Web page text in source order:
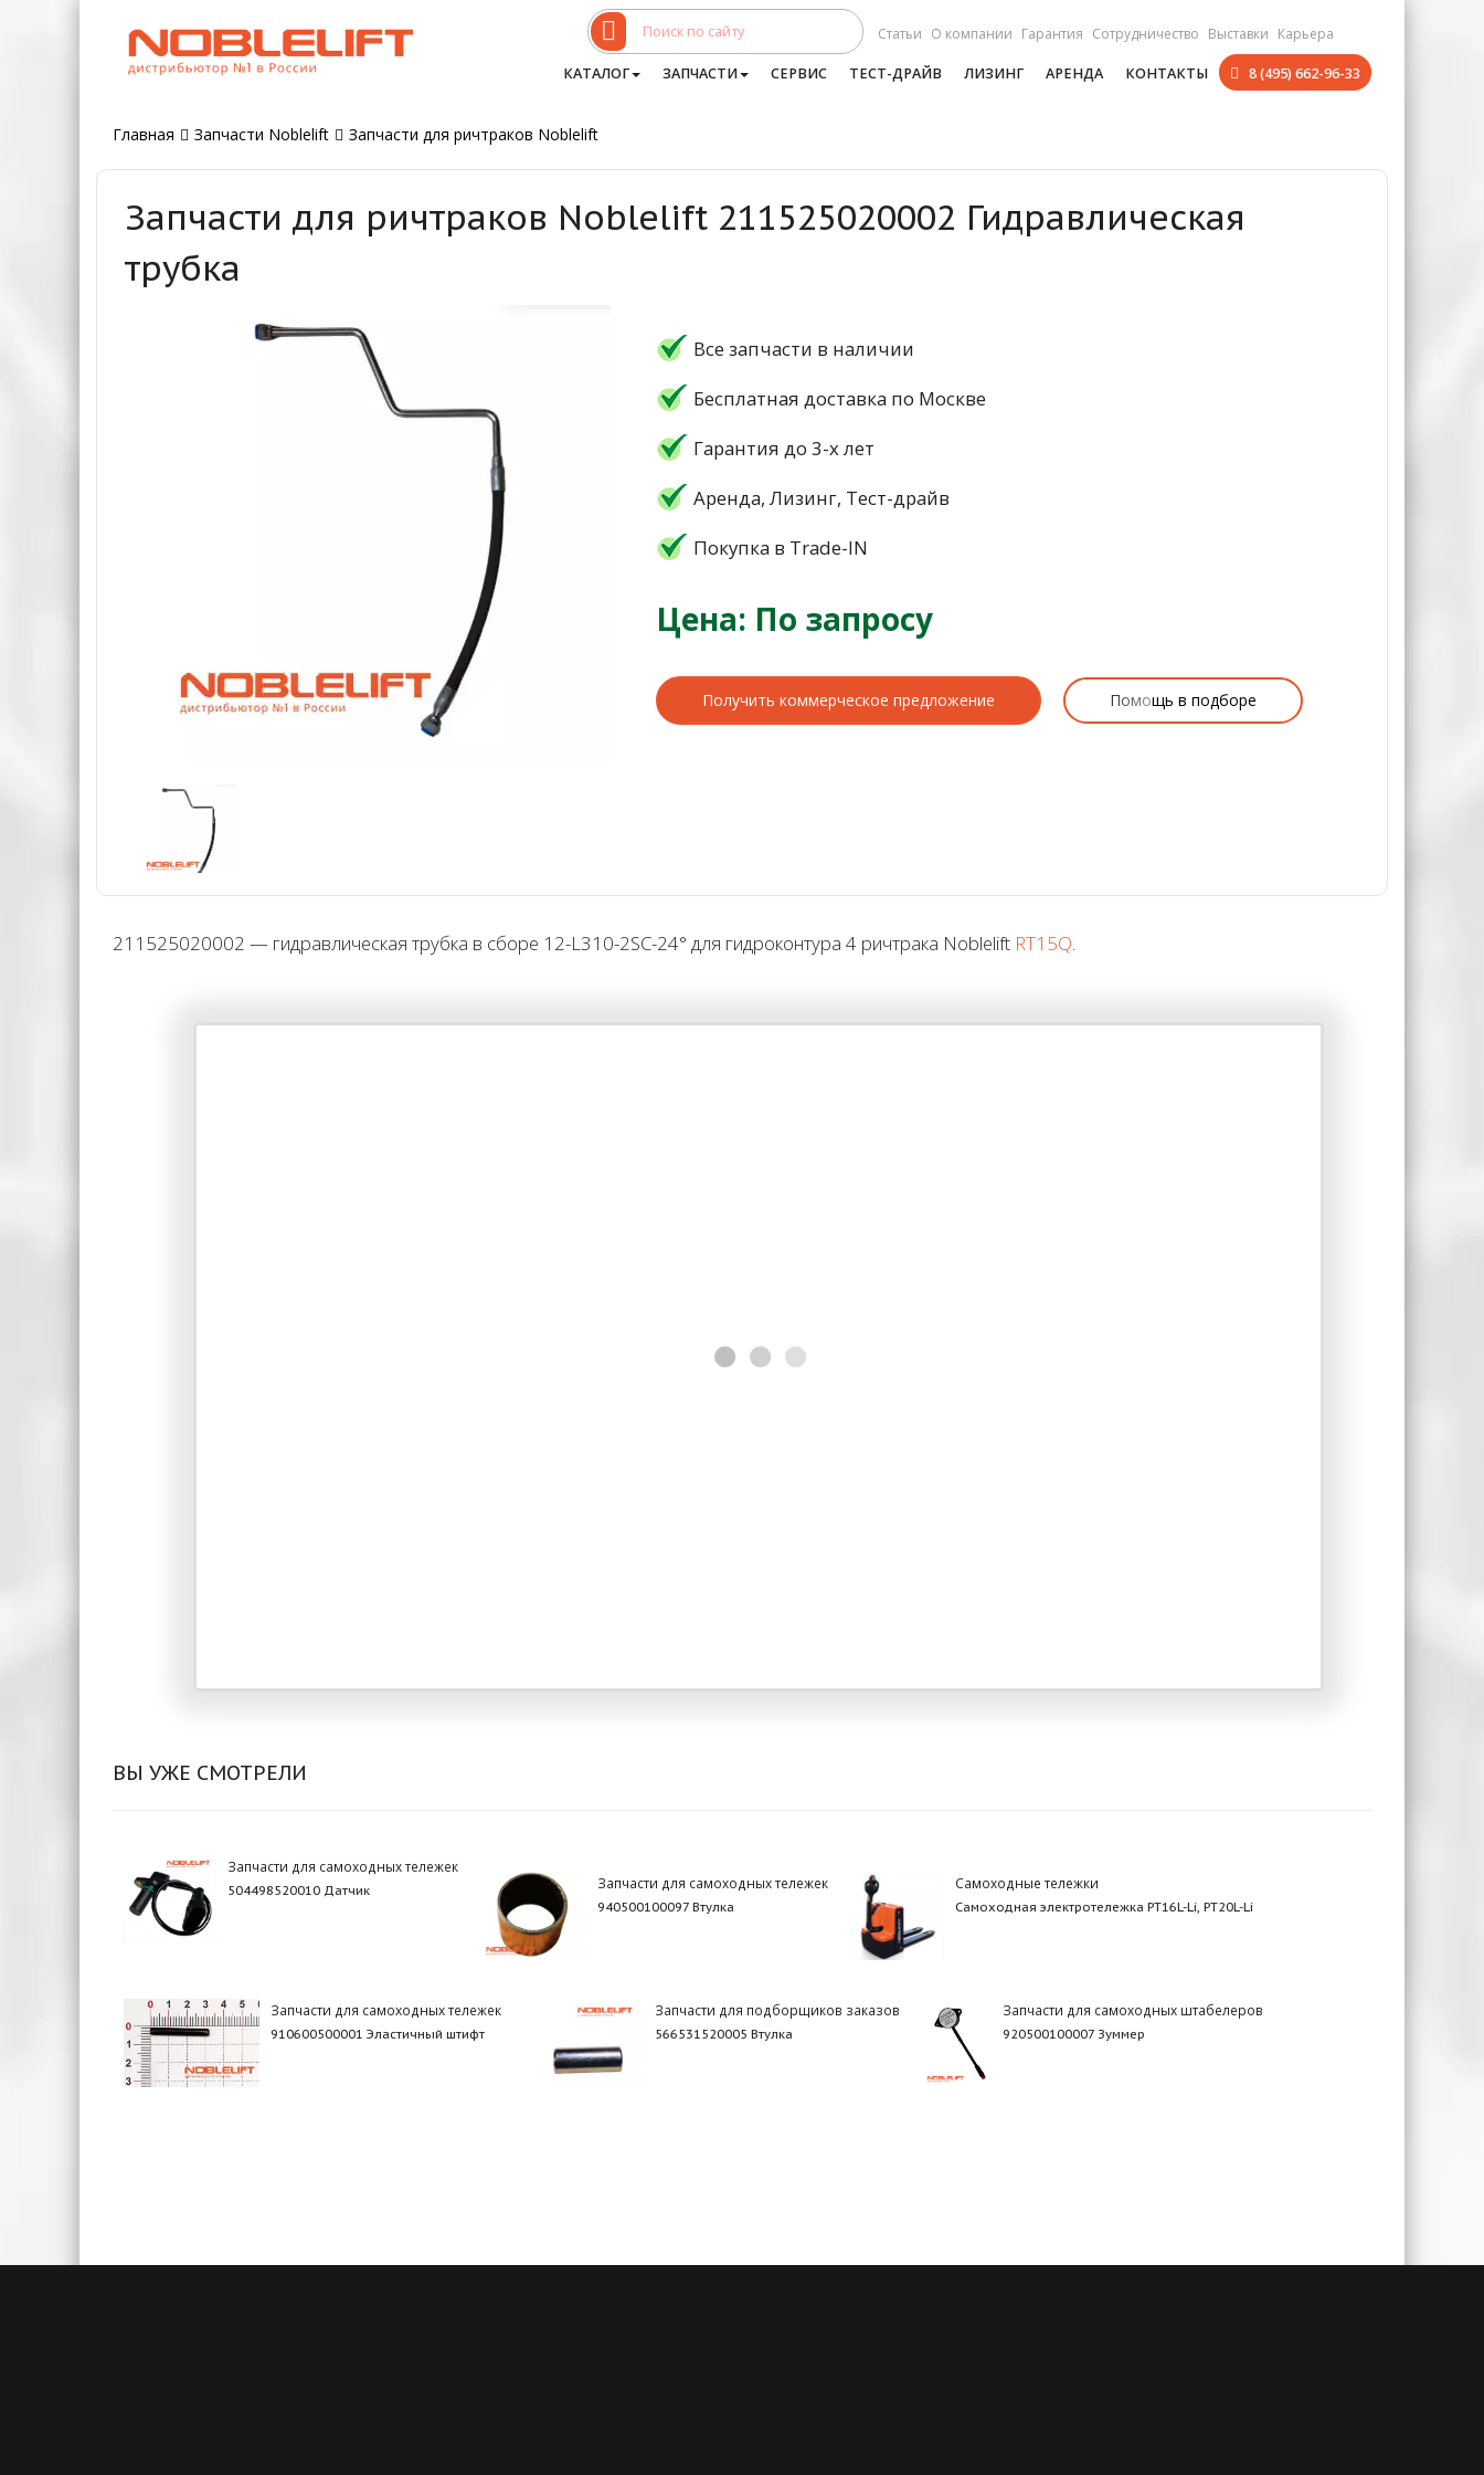
Статьи О компании Гарантия Сотрудничество Выставки Карьера
КАТАЛОГ ЗАПЧАСТИ СЕРВИС ТЕСТ-ДРАЙВ ЛИЗИНГ АРЕНДА КОНТАКТЫ 8 (495) 662-96-33
Главная Запчасти Noblelift Запчасти для ричтраков Noblelift
Запчасти для ричтраков Noblelift 211525020002 Гидравлическая
трубка
Все запчасти в наличии
Бесплатная доставка по Москве
Гарантия до 3-х лет
Аренда, Лизинг, Тест-драйв
Покупка в Trade-IN
Цена: По запросу
Получить коммерческое предложение Помощь в подборе
211525020002 — гидравлическая трубка в сборе 12-L310-2SC-24° для гидроконтура 4 ричтрака Noblelift RT15Q.
ВЫ УЖЕ СМОТРЕЛИ
Запчасти для самоходных тележек
504498520010 Датчик Запчасти для самоходных тележек
940500100097 Втулка
Самоходные тележки
Самоходная электротележка PT16L-Li, PT20L-Li
Запчасти для самоходных тележек
910600500001 Эластичный штифт
Запчасти для подборщиков заказов
566531520005 Втулка
Запчасти для самоходных штабелеров
920500100007 Зуммер